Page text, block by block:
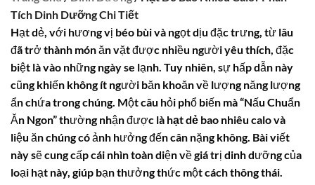
Tích Dinh Dưỡng Chi Tiết
Hạt dẻ, với hương vị béo bùi và ngọt dịu đặc trưng, từ lâu
đã trở thành món ăn vặt được nhiều người yêu thích, đặc
biệt là vào những ngày se lạnh. Tuy nhiên, sự hấp dẫn này
cũng khiến không ít người băn khoăn về lượng năng lượng
ẩn chứa trong chúng. Một câu hỏi phổ biến mà “Nấu Chuẩn
Ăn Ngon” thường nhận được là hạt dẻ bao nhiêu calovà
liệu ăn chúng có ảnh hưởng đến cân nặng không. Bài viết
này sẽ cung cấp cái nhìn toàn diện về giá trị dinh dưỡng của
loại hạt này, giúp bạn thưởng thức một cách thông thái.